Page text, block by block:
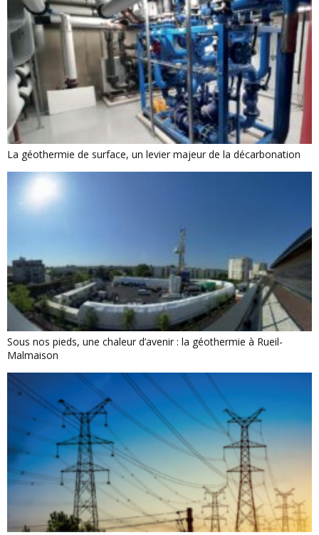
La géothermie de surface, un levier majeur de la décarbonation
Sous nos pieds, une chaleur d’avenir : la géothermie à Rueil-
Malmaison